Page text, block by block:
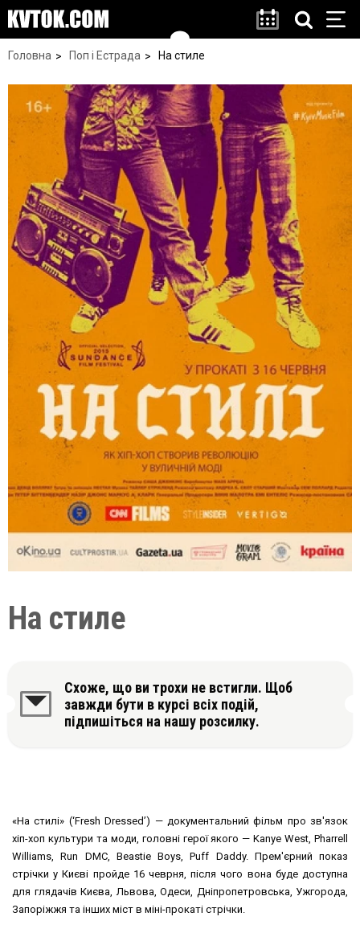
Головна Поп і Естрада На стиле
На стиле
Схоже, що ви трохи не встигли. Щоб
завжди бути в курсі всіх подій,
підпишіться на нашу розсилку.
«На стилі» (‘Fresh Dressed’) — документальний фільм про зв'язок
хіп-хоп культури та моди, головні герої якого — Kanye West, Pharrell
Williams, Run DMC, Beastie Boys, Puff Daddy. Прем'єрний показ
стрічки у Києві пройде 16 чеврня, після чого вона буде доступна
для глядачів Києва, Львова, Одеси, Дніпропетровська, Ужгорода,
Запоріжжя та інших міст в міні-прокаті стрічки.